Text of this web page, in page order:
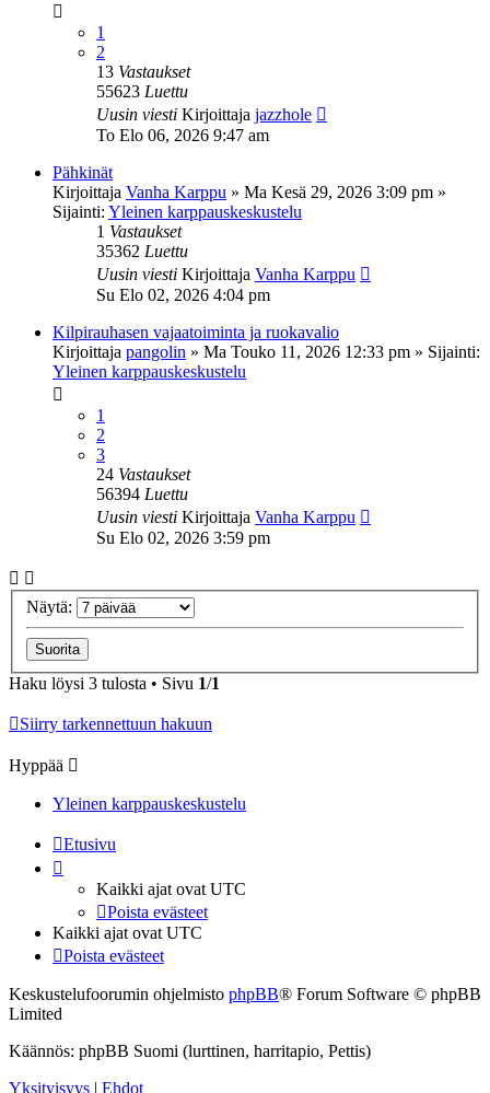
1
2
13 Vastaukset
55623 Luettu
Uusin viesti Kirjoittaja jazzhole
To Elo 06, 2026 9:47 am
Pähkinät
Kirjoittaja Vanha Karppu » Ma Kesä 29, 2026 3:09 pm »
Sijainti: Yleinen karppauskeskustelu
1 Vastaukset
35362 Luettu
Uusin viesti Kirjoittaja Vanha Karppu
Su Elo 02, 2026 4:04 pm
Kilpirauhasen vajaatoiminta ja ruokavalio
Kirjoittaja pangolin » Ma Touko 11, 2026 12:33 pm » Sijainti:
Yleinen karppauskeskustelu
1
2
3
24 Vastaukset
56394 Luettu
Uusin viesti Kirjoittaja Vanha Karppu
Su Elo 02, 2026 3:59 pm
Näytä:
Haku löysi 3 tulosta • Sivu 1/1
Siirry tarkennettuun hakuun
Hyppää
Yleinen karppauskeskustelu
Etusivu
Kaikki ajat ovatUTC
Poista evästeet
Kaikki ajat ovatUTC
Poista evästeet
Keskustelufoorumin ohjelmisto phpBB® Forum Software © phpBB
Limited
Käännös: phpBB Suomi (lurttinen, harritapio, Pettis)
Yksityisyys
Ehdot